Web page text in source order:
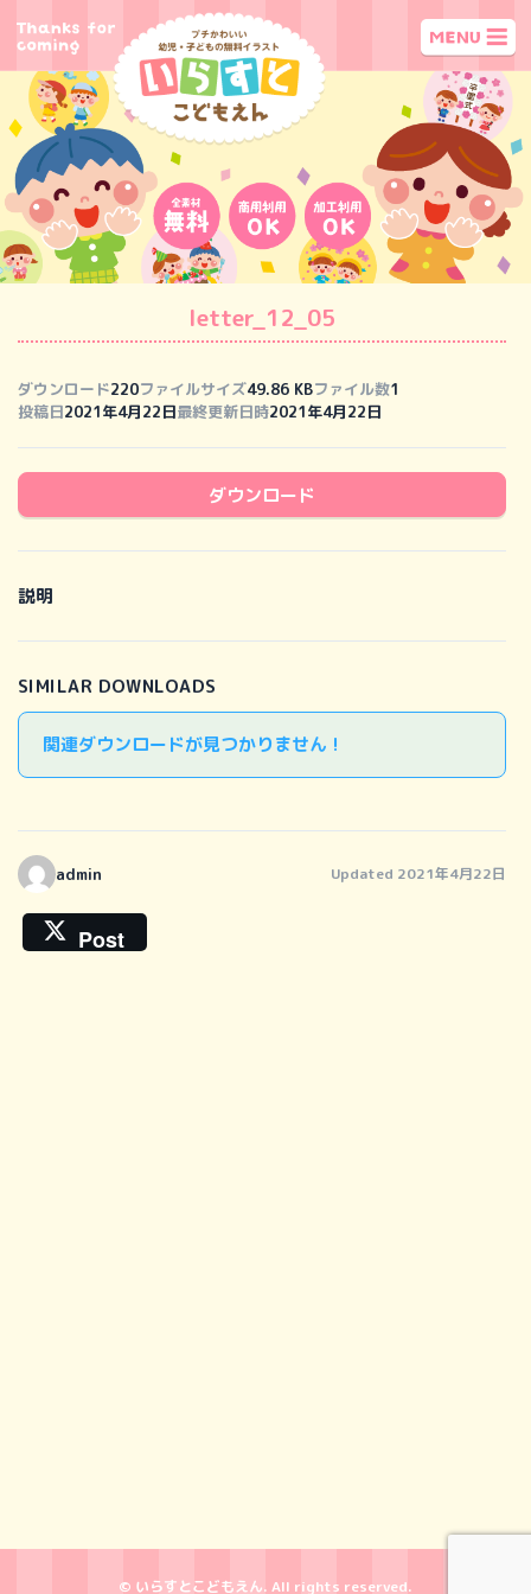
letter_12_05
ダウンロード220ファイルサイズ49.86 KBファイル数1
投稿日2021年4月22日最終更新日時2021年4月22日
ダウンロード
説明
SIMILAR DOWNLOADS
関連ダウンロードが見つかりません !
admin Updated 2021年4月22日
Post
© いらすとこどもえん. All rights reserved.